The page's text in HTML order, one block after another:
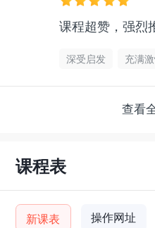
课程超赞，强烈
深受启发 充满
查看
课程表
新课表 操作网址